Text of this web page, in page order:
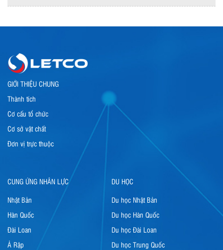
GIỚI THIỆU CHUNG
Thành tích
Cơ cấu tổ chức
Cơ sở vật chất
Đơn vị trực thuộc
CUNG ỨNG NHÂN LỰC
Nhật Bản
Hàn Quốc
Đài Loan
Ả Rập
DU HỌC
Du học Nhật Bản
Du học Hàn Quốc
Du học Đài Loan
Du học Trung Quốc